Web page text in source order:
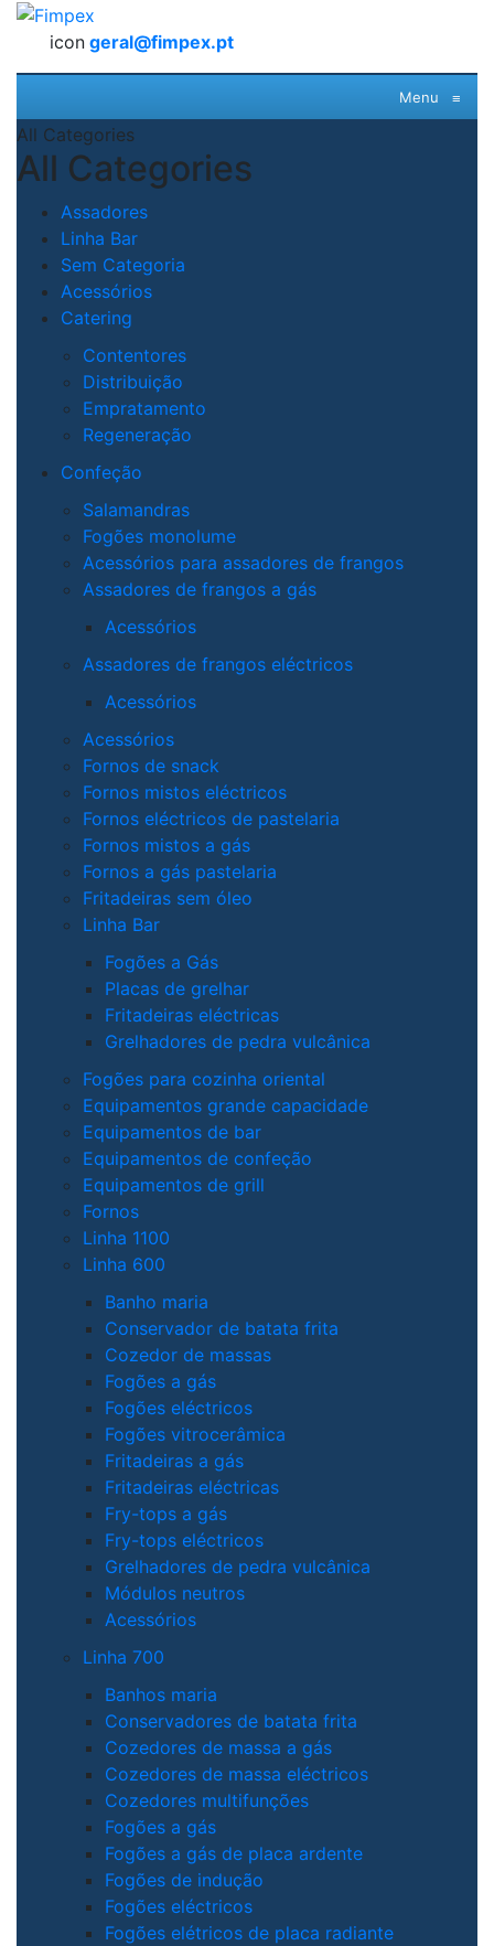
icon geral@fimpex.pt
Menu ≡
All Categories
All Categories
Assadores
Linha Bar
Sem Categoria
Acessórios
Catering
Contentores
Distribuição
Empratamento
Regeneração
Confeção
Salamandras
Fogões monolume
Acessórios para assadores de frangos
Assadores de frangos a gás
Acessórios
Assadores de frangos eléctricos
Acessórios
Acessórios
Fornos de snack
Fornos mistos eléctricos
Fornos eléctricos de pastelaria
Fornos mistos a gás
Fornos a gás pastelaria
Fritadeiras sem óleo
Linha Bar
Fogões a Gás
Placas de grelhar
Fritadeiras eléctricas
Grelhadores de pedra vulcânica
Fogões para cozinha oriental
Equipamentos grande capacidade
Equipamentos de bar
Equipamentos de confeção
Equipamentos de grill
Fornos
Linha 1100
Linha 600
Banho maria
Conservador de batata frita
Cozedor de massas
Fogões a gás
Fogões eléctricos
Fogões vitrocerâmica
Fritadeiras a gás
Fritadeiras eléctricas
Fry-tops a gás
Fry-tops eléctricos
Grelhadores de pedra vulcânica
Módulos neutros
Acessórios
Linha 700
Banhos maria
Conservadores de batata frita
Cozedores de massa a gás
Cozedores de massa eléctricos
Cozedores multifunções
Fogões a gás
Fogões a gás de placa ardente
Fogões de indução
Fogões eléctricos
Fogões elétricos de placa radiante